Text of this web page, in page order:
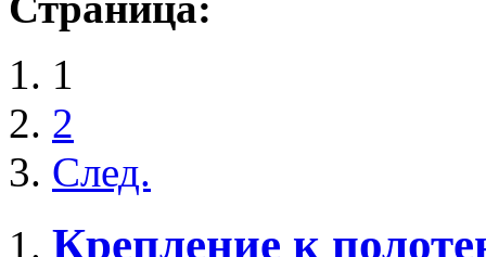
1
2
След.
Крепление к